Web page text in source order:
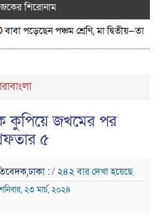
শিরোনাম
পড়েছেন পঞ্চম শ্রেণি, মা দ্বিতীয়—তাদের
কুপিয়ে জখমের পর
৫
:/ ২৪২ বার দেখা হয়েছে
২৩ মার্চ, ২০২৪